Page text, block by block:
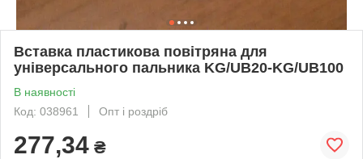
Вставка пластикова повітряна для
універсального пальника KG/UB20-KG/UB100
В наявності
Код: 038961
Опт і роздріб
277,34 ₴